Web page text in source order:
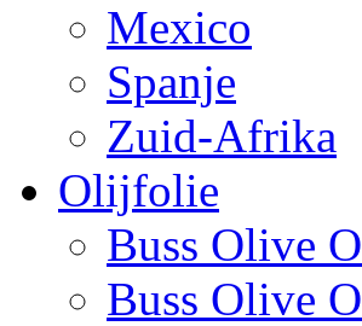
Mexico
Spanje
Zuid-Afrika
Olijfolie
Buss Olive
Buss Olive